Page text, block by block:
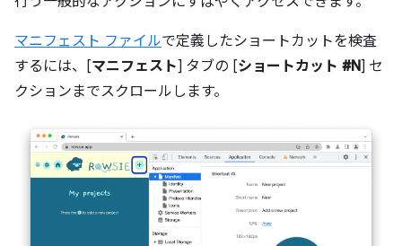
マニフェスト ファイルで定義したショートカットを検査
するには、[マニフェスト] タブの [ショートカット #N] セ
クションまでスクロールします。